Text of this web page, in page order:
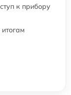
к прибору